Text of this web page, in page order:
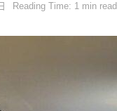
Reading Time: 1 min read